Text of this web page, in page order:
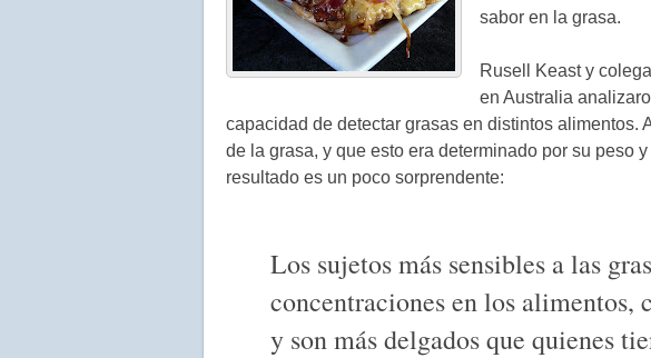
sabor en la grasa.
Rusell Keast y
en Australia
capacidad de detectar grasas en distintos
de la grasa, y que esto era determinado por su peso
resultado es un poco sorprendente:
Los sujetos más sensibles a las
concentraciones en los alimentos,
y son más delgados que quienes